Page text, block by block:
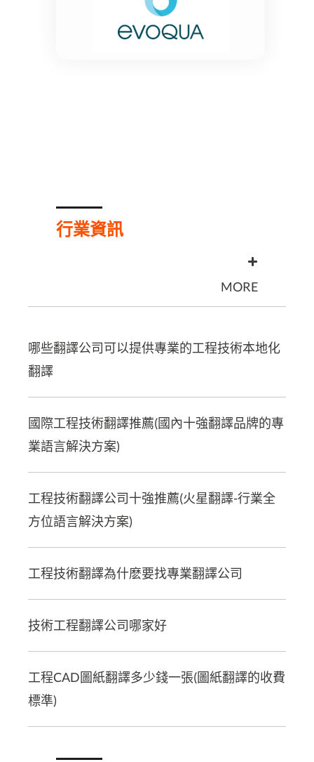
行業資訊
MORE
哪些翻譯公司可以提供專業的工程技術本地化
翻譯
國際工程技術翻譯推薦(國內十強翻譯品牌的專
業語言解決方案)
工程技術翻譯公司十強推薦(火星翻譯-行業全
方位語言解決方案)
工程技術翻譯為什麽要找專業翻譯公司
技術工程翻譯公司哪家好
工程CAD圖紙翻譯多少錢一張(圖紙翻譯的收費
標準)